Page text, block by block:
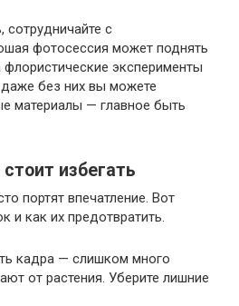
сотрудничайте с
фотосессия может поднять
эксперименты
без них вы можете
материалы — главное быть
избегать
портят впечатление. Вот
и как их предотвратить.
кадра — слишком много
от растения. Уберите лишние